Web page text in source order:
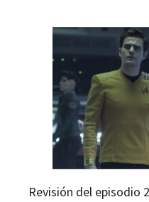
Revisión del episodio